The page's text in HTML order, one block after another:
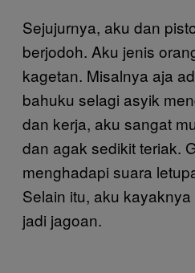
Sejujurnya, aku dan
berjodoh. Aku jenis
kagetan. Misalnya aja
bahuku selagi asyik
dan kerja, aku sangat
dan agak sedikit teriak.
menghadapi suara
Selain itu, aku
jadi jagoan.